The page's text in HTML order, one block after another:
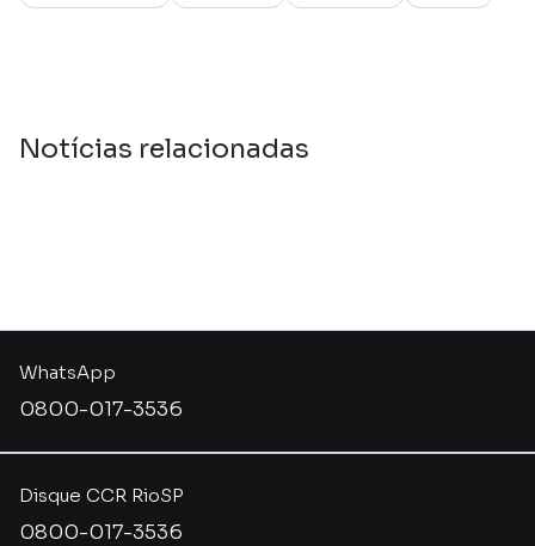
Notícias relacionadas
Disque CCR RioSP
0800-017-3536
WhatsApp
0800-017-3536